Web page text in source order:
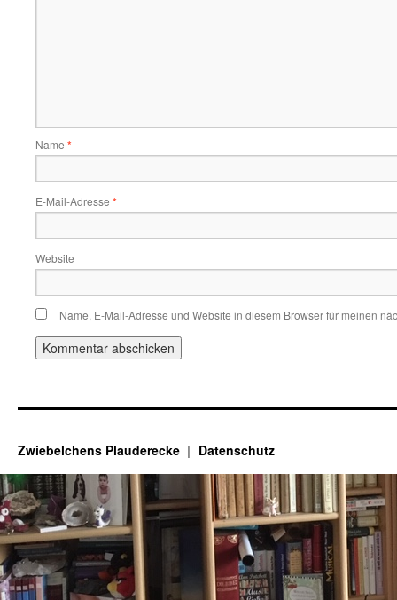
Name *
E-Mail-Adresse *
Website
Name, E-Mail-Adresse und Website in diesem Browser für meinen
Zwiebelchens Plauderecke Datenschutz